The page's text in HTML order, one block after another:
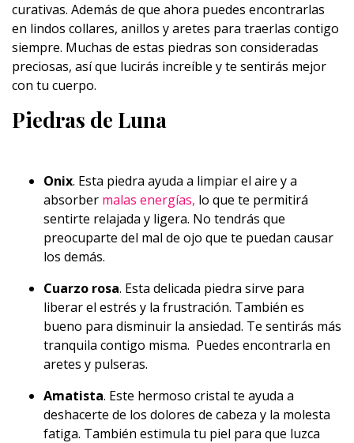
curativas. Además de que ahora puedes encontrarlas
en lindos collares, anillos y aretes para traerlas contigo
siempre. Muchas de estas piedras son consideradas
preciosas, así que lucirás increíble y te sentirás mejor
con tu cuerpo.
Piedras de Luna
Onix. Esta piedra ayuda a limpiar el aire y a
absorber malas energías, lo que te permitirá
sentirte relajada y ligera. No tendrás que
preocuparte del mal de ojo que te puedan causar
los demás.
Cuarzo rosa. Esta delicada piedra sirve para
liberar el estrés y la frustración. También es
bueno para disminuir la ansiedad. Te sentirás más
tranquila contigo misma. Puedes encontrarla en
aretes y pulseras.
Amatista. Este hermoso cristal te ayuda a
deshacerte de los dolores de cabeza y la molesta
fatiga. También estimula tu piel para que luzca